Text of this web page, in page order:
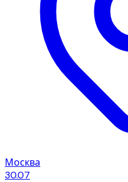
Москва
30.07